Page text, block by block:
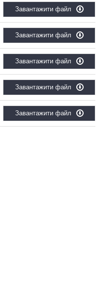
Завантажити файл
Завантажити файл
Завантажити файл
Завантажити файл
Завантажити файл